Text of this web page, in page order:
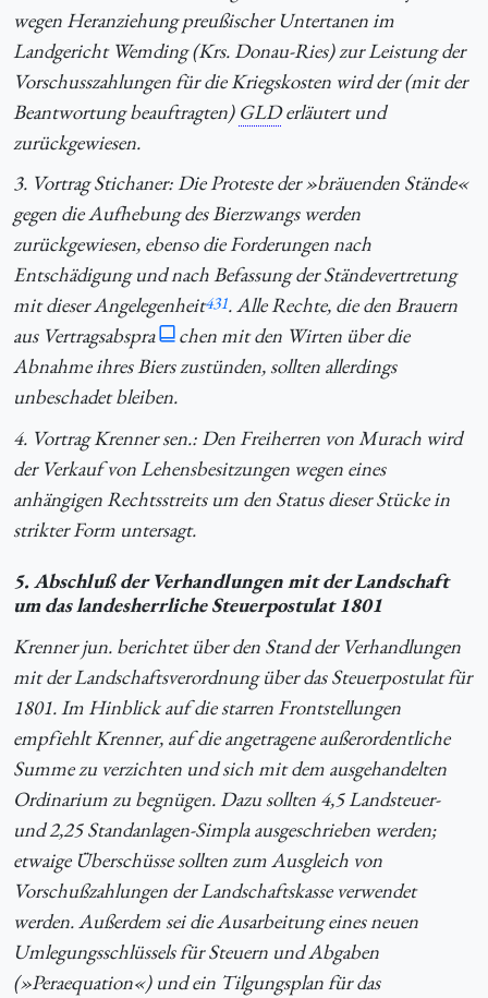
wegen Heranziehung preußischer Untertanen im
Landgericht Wemding (Krs. Donau-Ries) zur Leistung der
Vorschusszahlungen für die Kriegskosten wird der (mit der
Beantwortung beauftragten) GLDerläutert und
zurückgewiesen.
3. Vortrag Stichaner: Die Proteste der »bräuenden Stände«
gegen die Aufhebung des Bierzwangs werden
zurückgewiesen, ebenso die Forderungen nach
Entschädigung und nach Befassung der Ständevertretung
mit dieser Angelegenheit431. Alle Rechte, die den Brauern
aus Vertragsabspra
chen mit den Wirten über die
Abnahme ihres Biers zustünden, sollten allerdings
unbeschadet bleiben.
4. Vortrag Krenner sen.: Den Freiherren von Murach wird
der Verkauf von Lehensbesitzungen wegen eines
anhängigen Rechtsstreits um den Status dieser Stücke in
strikter Form untersagt.
5. Abschluß der Verhandlungen mit der Landschaft
um das landesherrliche Steuerpostulat 1801
Krenner jun. berichtet über den Stand der Verhandlungen
mit der Landschaftsverordnung über das Steuerpostulat für
1801. Im Hinblick auf die starren Frontstellungen
empfiehlt Krenner, auf die angetragene außerordentliche
Summe zu verzichten und sich mit dem ausgehandelten
Ordinarium zu begnügen. Dazu sollten 4,5 Landsteuer-
und 2,25 Standanlagen-Simpla ausgeschrieben werden;
etwaige Überschüsse sollten zum Ausgleich von
Vorschußzahlungen der Landschaftskasse verwendet
werden. Außerdem sei die Ausarbeitung eines neuen
Umlegungsschlüssels für Steuern und Abgaben
(»Peraequation«) und ein Tilgungsplan für das